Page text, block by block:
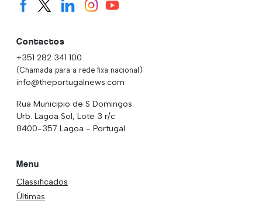
Contactos
+351 282 341 100
(Chamada para a rede fixa nacional)
info@theportugalnews.com
Rua Municipio de S Domingos
Urb. Lagoa Sol, Lote 3 r/c
8400-357 Lagoa - Portugal
Menu
Classificados
Últimas